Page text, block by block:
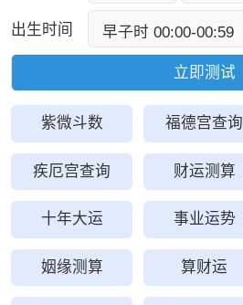
出生时间
紫微斗数 福德宫查询
疾厄宫查询 财运测算
十年大运 事业运势
姻缘测算 算财运